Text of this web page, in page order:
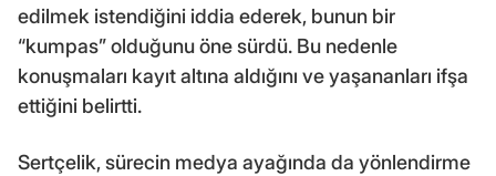
edilmek istendiğini iddia ederek, bunun bir
“kumpas” olduğunu öne sürdü. Bu nedenle
konuşmaları kayıt altına aldığını ve yaşananları ifşa
ettiğini belirtti.
Sertçelik, sürecin medya ayağında da yönlendirme